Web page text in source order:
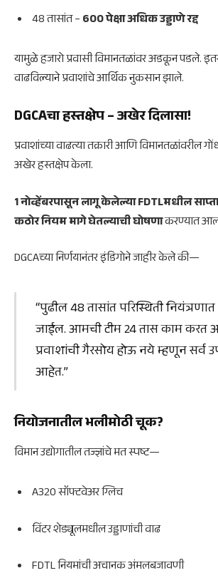
48 तासांत –600 पेक्षा अधिक उड्डाणे रद्द
यामुळे हजारो प्रवासी विमानतळांवर अडकून पडले.
वाढविल्याने प्रवाशांचे आर्थिक नुकसान झाले.
DGCAचा हस्तक्षेप – अखेर दिलासा!
प्रवाशांच्या वाढत्या तक्रारी आणि विमानतळांवरील
अखेर हस्तक्षेप केला.
1 नोव्हेंबरपासून लागू केलेल्या FDTLमधील
कठोर नियम मागे घेतल्याची घोषणाकरण्यात
DGCAच्या निर्णयानंतर इंडिगोने जाहीर केले की—
“पुढील 48 तासांत परिस्थिती
जाईल. आमची टीम 24 तास काम
प्रवाशांची गैरसोय होऊ नये म्हणून सर्व
आहेत.”
नियोजनातील भलीमोठी चूक?
विमान उद्योगातील तज्ज्ञांचे मत स्पष्ट—
A320 सॉफ्टवेअर ग्लिच
विंटर शेड्यूलमधील उड्डाणांची वाढ
FDTL नियमांची अचानक अंमलबजावणी